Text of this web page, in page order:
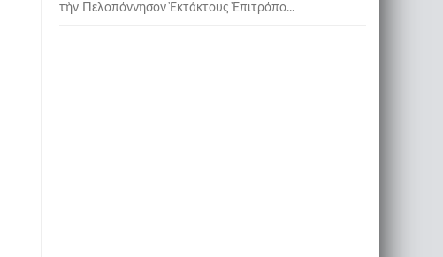
τὴν Πελοπόννησον Ἐκτάκτους Ἐπιτρόπο...